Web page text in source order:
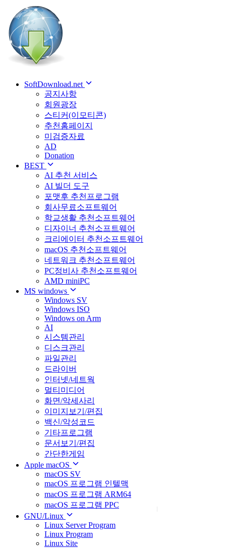
SoftDownload.net
공지사항
회원광장
스티커(이모티콘)
추천홈페이지
미검증자료
AD
Donation
BEST
AI 추천 서비스
AI 빌더 도구
포맷후 추천프로그램
회사무료소프트웨어
학교생활 추천소프트웨어
디자이너 추천소프트웨어
크리에이터 추천소프트웨어
macOS 추천소프트웨어
네트워크 추천소프트웨어
PC정비사 추천소프트웨어
AMD miniPC
MS windows
Windows SV
Windows ISO
Windows on Arm
AI
시스템관리
디스크관리
파일관리
드라이버
인터넷/네트웍
멀티미디어
화면/악세사리
이미지보기/편집
백신/악성코드
기타프로그램
문서보기/편집
간단한게임
Apple macOS
macOS SV
macOS 프로그램 인텔맥
macOS 프로그램 ARM64
macOS 프로그램 PPC
GNU/Linux
Linux Server Program
Linux Program
Linux Site